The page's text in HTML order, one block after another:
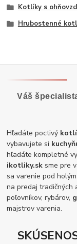
Kotlíky s
Hrubostenné
Váš
Hľadáte poctivý
vybavujete si
hľadáte kompletné
ikotliky.sk sme pre
sa varenie pod
na predaj tradičných
poľovníkov, rybárov,
majstrov varenia.